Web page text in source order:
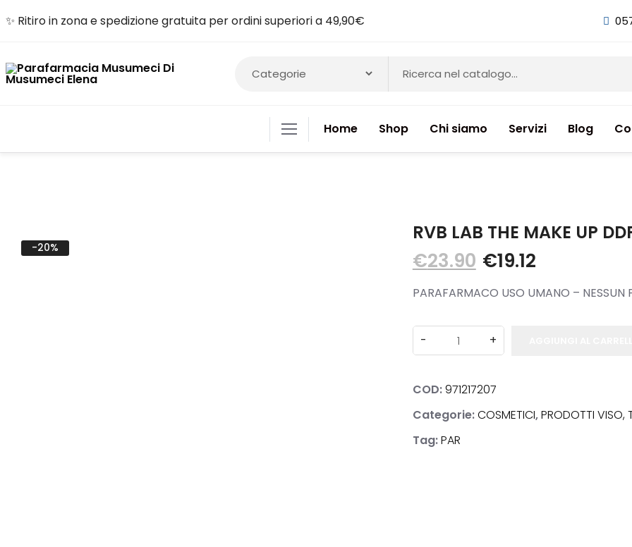
✨ Ritiro in zona e spedizione gratuita per ordini superiori a 49,90€
Home Shop Chi siamo Servizi Blog
-20%
RVB LAB THE MAKE UP
€23.90 €19.12
PARAFARMACO USO UMANO – NESSUN
COD:971217207
Categorie:COSMETICI,PRODOTTI VISO,
Tag:PAR